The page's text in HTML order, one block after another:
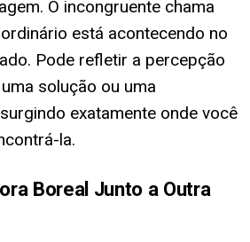
O incongruente chama
está acontecendo no
Pode refletir a percepção
solução ou uma
exatamente onde você
la.
Boreal Junto a Outra